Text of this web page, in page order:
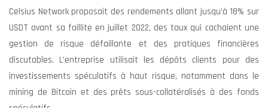
Celsius Network proposait des rendements allant jusqu’à 18% sur
USDT avant sa faillite en juillet 2022, des taux qui cachaient une
gestion de risque défaillante et des pratiques financières
discutables. L’entreprise utilisait les dépôts clients pour des
investissements spéculatifs à haut risque, notamment dans le
mining de Bitcoin et des prêts sous-collatéralisés à des fonds